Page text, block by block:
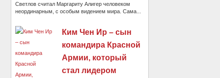
Светлов считал Маргариту Алигер человеком
неординарным, с особым видением мира. Сама...
Ким Чен Ир – сын
командира Красной
Армии, который
стал лидером